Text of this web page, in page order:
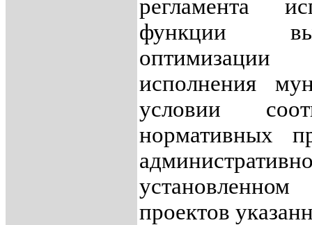
регламента
функции
исполнения
условии
нормативных
проектов